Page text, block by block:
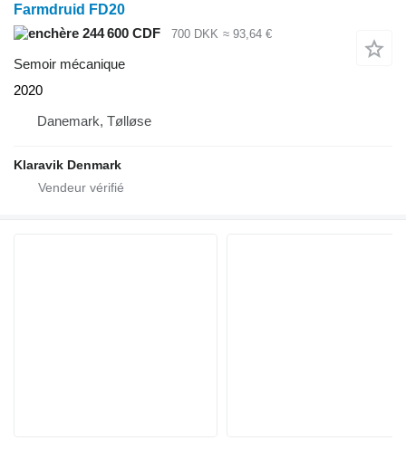
Farmdruid FD20
244 600 CDF
700 DKK ≈ 93,64 €
Semoir mécanique
2020
Danemark, Tølløse
Klaravik Denmark